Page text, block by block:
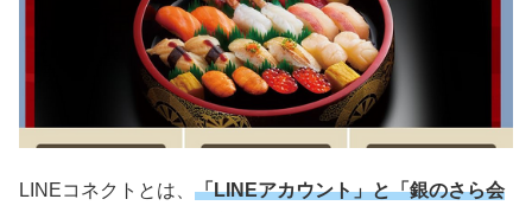
LINEコネクトとは、 「LINEアカウント」と「銀のさら会